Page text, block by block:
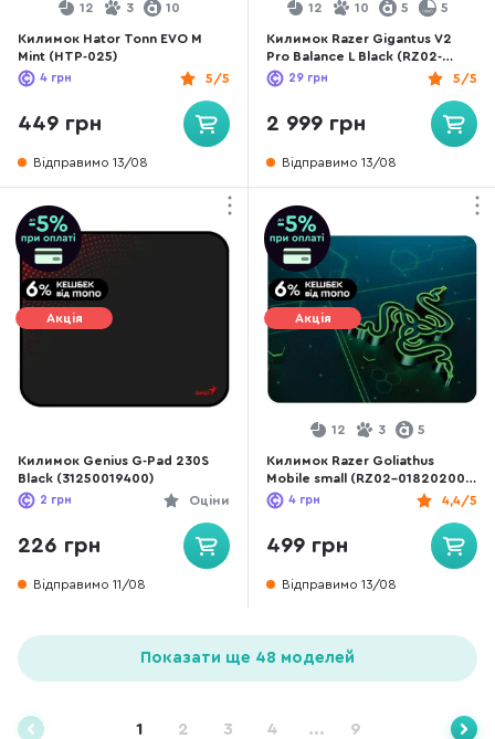
12 3 10
Килимок Hator Tonn EVO M
Mint (HTP-025)
5/5
4 грн
449 грн
Відправимо 13/08
12 10 5 5
Килимок Razer Gigantus V2
Pro Balance L Black (RZ02-
05490600-R3M1)
5/5
29 грн
2 999 грн
Відправимо 13/08
Акція
Килимок Genius G-Pad 230S
Black (31250019400)
Оціни
2 грн
226 грн
Відправимо 11/08
Акція
12 3 5
Килимок Razer Goliathus
Mobile small (RZ02-01820200-
R3M1)
4,4/5
4 грн
499 грн
Відправимо 13/08
Показати ще 48 моделей
1 2 3 4 ... 9